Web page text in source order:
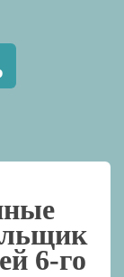
6-го